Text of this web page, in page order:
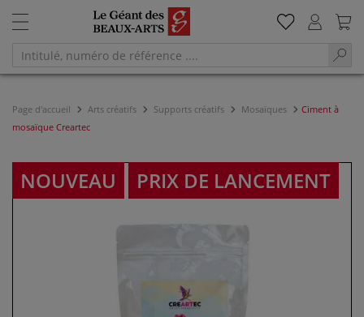
Page d'accueil Arts créatifs Supports créatifs Mosaïques
Ciment à
mosaïque Creartec
NOUVEAU PRIX DE LANCEMENT